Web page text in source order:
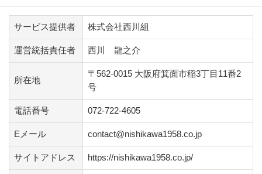
ン
サービス提供者 株式会社西川組
運営統括責任者 西川 龍之介
所在地
〒562-0015 大阪府箕面市稲3丁目11番2
号
電話番号 072-722-4605
Eメール contact@nishikawa1958.co.jp
サイトアドレス https://nishikawa1958.co.jp/